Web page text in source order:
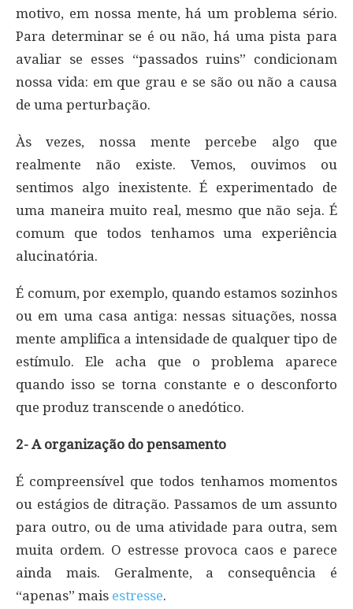
motivo, em nossa mente, há um problema sério.
Para determinar se é ou não, há uma pista para
avaliar se esses “passados ruins” condicionam
nossa vida: em que grau e se são ou não a causa
de uma perturbação.
Às vezes, nossa mente percebe algo que
realmente não existe. Vemos, ouvimos ou
sentimos algo inexistente. É experimentado de
uma maneira muito real, mesmo que não seja. É
comum que todos tenhamos uma experiência
alucinatória.
É comum, por exemplo, quando estamos sozinhos
ou em uma casa antiga: nessas situações, nossa
mente amplifica a intensidade de qualquer tipo de
estímulo. Ele acha que o problema aparece
quando isso se torna constante e o desconforto
que produz transcende o anedótico.
2- A organização do pensamento
É compreensível que todos tenhamos momentos
ou estágios de ditração. Passamos de um assunto
para outro, ou de uma atividade para outra, sem
muita ordem. O estresse provoca caos e parece
ainda mais. Geralmente, a consequência é
“apenas” mais estresse.